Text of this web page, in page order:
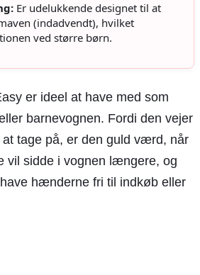
Er udelukkende designet til at
(indadvendt), hvilket
ved større børn.
er ideel at have med som
barnevognen. Fordi den vejer
tage på, er den guld værd, når
vil sidde i vognen længere, og
hænderne fri til indkøb eller